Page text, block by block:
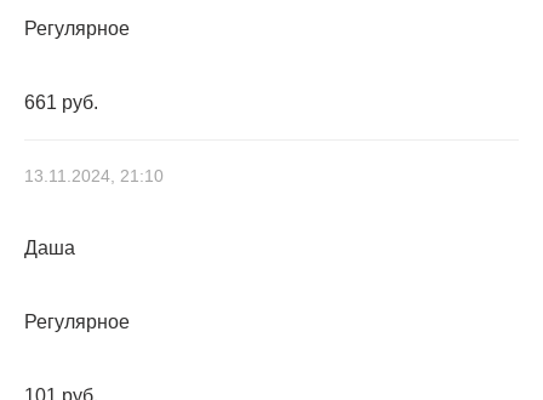
Регулярное
661 руб.
13.11.2024, 21:10
Даша
Регулярное